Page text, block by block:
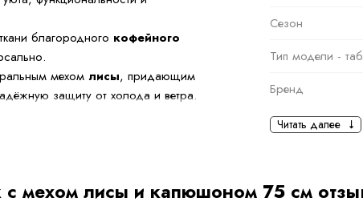
благородного кофейного
мехом лисы, придающим
защиту от холода и ветра.
сохраняя тепло даже
и создаёт гармоничные
Сезон
Тип модели -
Бренд
Основная
Ткань
Читать далее
мехом лисы и капюшоном 75 см